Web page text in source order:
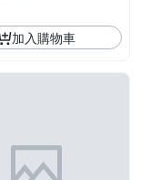
加入購物車